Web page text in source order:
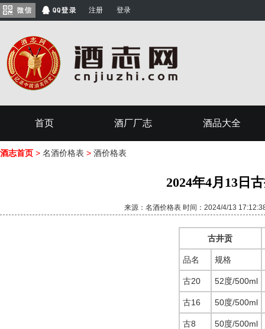
注册 登录
首页 酒厂厂志 酒品大全
酒志首页 > 名酒价格表 > 酒价格表
2024年4月13日
来源：名酒价格表 时间：2024/4/13
古井贡
品名 规格
古20 52度/500ml
古16 50度/500ml
古8 50度/500ml